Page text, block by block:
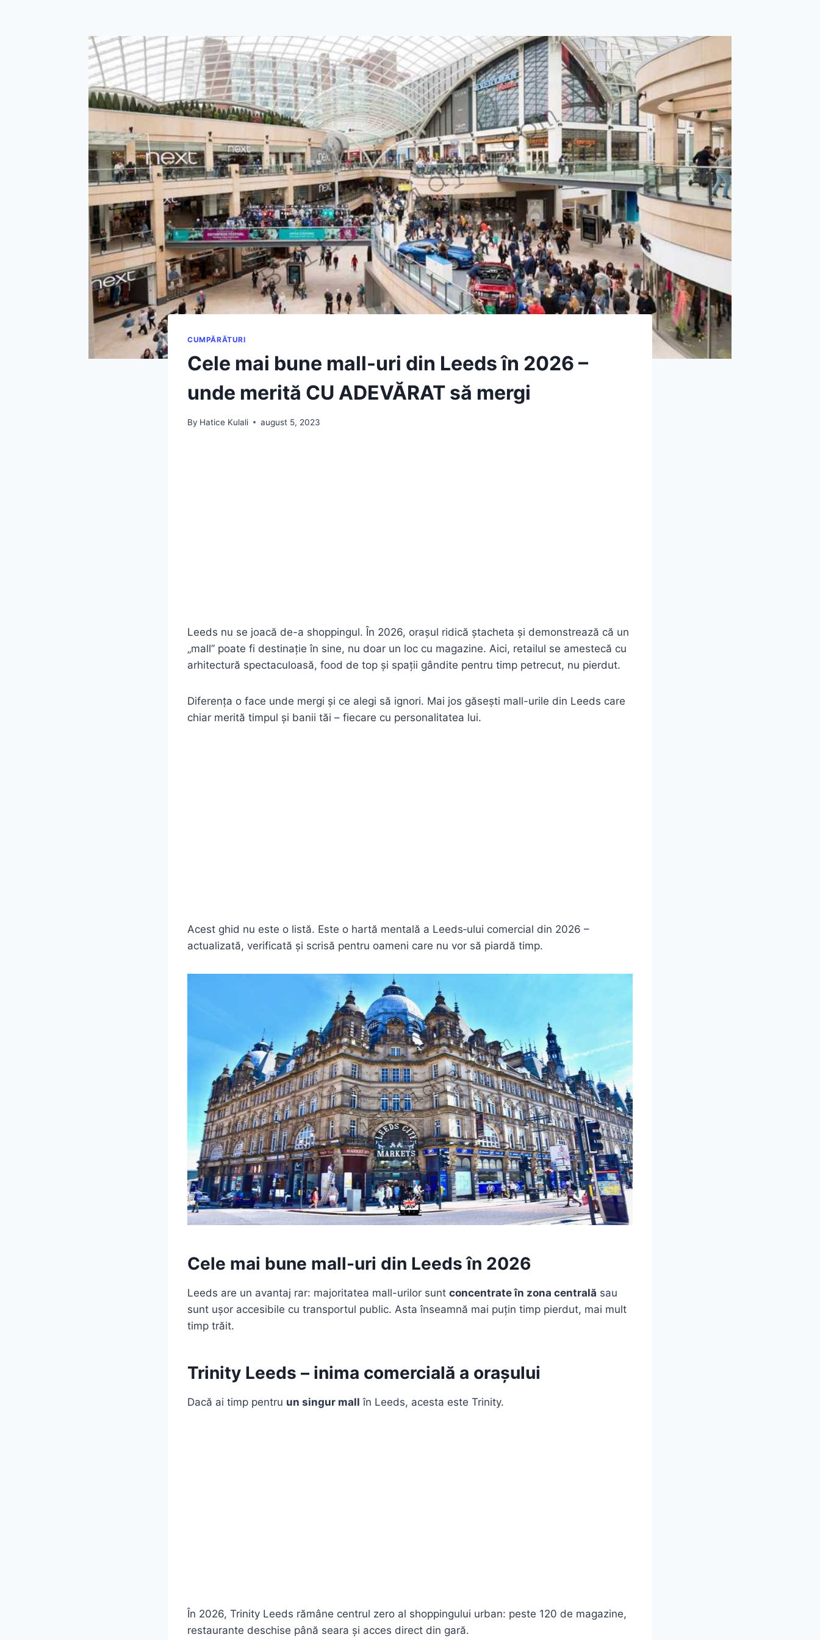
CUMPĂRĂTURI
Cele mai bune mall-uri din Leeds în 2026 –
unde merită CU ADEVĂRAT să mergi
By Hatice Kulali august 5, 2023
Leeds nu se joacă de-a shoppingul. În 2026, orașul ridică ștacheta și demonstrează că un
„mall” poate fi destinație în sine, nu doar un loc cu magazine. Aici, retailul se amestecă cu
arhitectură spectaculoasă, food de top și spații gândite pentru timp petrecut, nu pierdut.
Diferența o face unde mergi și ce alegi să ignori. Mai jos găsești mall-urile din Leeds care
chiar merită timpul și banii tăi – fiecare cu personalitatea lui.
Acest ghid nu este o listă. Este o hartă mentală a Leeds‑ului comercial din 2026 –
actualizată, verificată și scrisă pentru oameni care nu vor să piardă timp.
Cele mai bune mall-uri din Leeds în 2026
Leeds are un avantaj rar: majoritatea mall-urilor sunt concentrate în zona centrală sau
sunt ușor accesibile cu transportul public. Asta înseamnă mai puțin timp pierdut, mai mult
timp trăit.
Trinity Leeds – inima comercială a orașului
Dacă ai timp pentru un singur mall în Leeds, acesta este Trinity.
În 2026, Trinity Leeds rămâne centrul zero al shoppingului urban: peste 120 de magazine,
restaurante deschise până seara și acces direct din gară.